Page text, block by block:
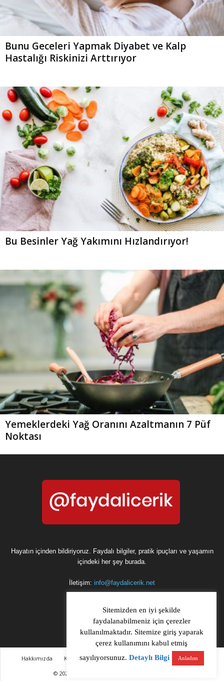
Bunu Geceleri Yapmak Diyabet ve Kalp
Hastalığı Riskinizi Arttırıyor
Bu Besinler Yağ Yakımını Hızlandırıyor!
Yemeklerdeki Yağ Oranını Azaltmanın 7 Püf
Noktası
Hayatın içinden bildiriyoruz. Faydalı bilgiler, pratik ipuçları ve yaşamın
içindeki her şey burada.
İletişim: info@faydalicerik.net
Hakkımızda Kullanım Koşulları & Gizlilik Politikası
Bize ulaşın
© 2026 Tüm hakları saklıdır. Faydalicerik.net
Sitemizden en iyi şekilde
faydalanabilmeniz için çerezler
kullanılmaktadır. Sitemize giriş yaparak
çerez kullanımını kabul etmiş
sayılıyorsunuz. Detaylı Bilgi Anladım